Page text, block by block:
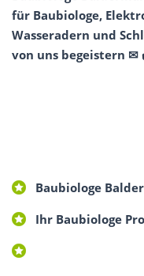
für Baubiologe,
Wasseradern und
von uns begeistern ✉
Baubiologe
Ihr Baubiologe